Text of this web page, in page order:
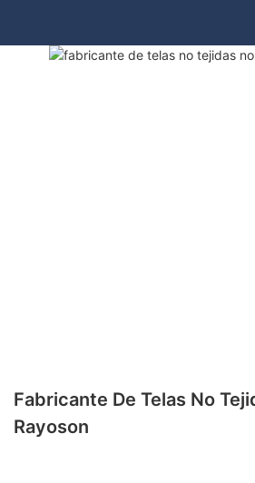
Fabricante De Telas No
Rayoson